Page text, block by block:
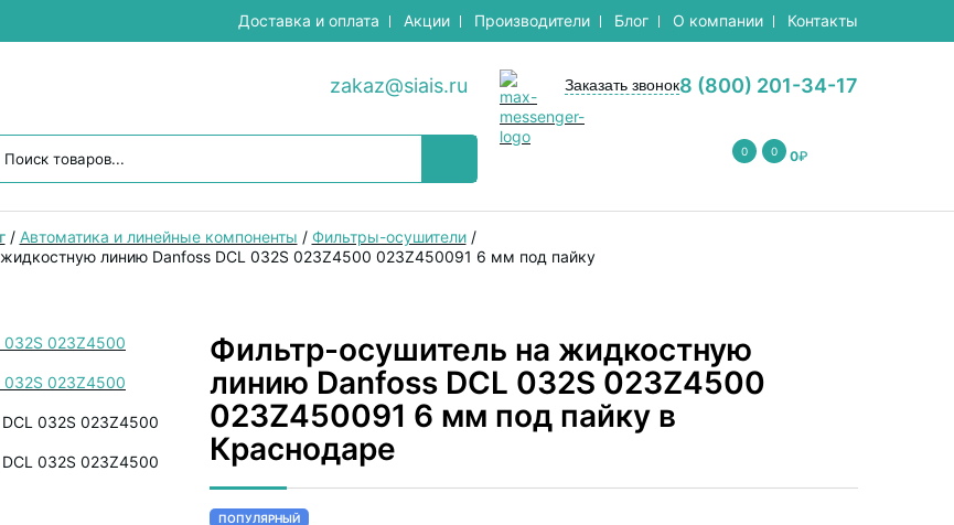
Доставка и оплата Акции Производители Блог О компании Контакты
zakaz@siais.ru 8 (800) 201-34-17
Заказать звонок
0 0 0₽
/ Автоматика и линейные компоненты / Фильтры-осушители/
линию Danfoss DCL 032S 023Z4500 023Z450091 6 мм под пайку
Фильтр-осушитель на жидкостную
линию Danfoss DCL 032S 023Z4500
023Z450091 6 мм под пайку в
Краснодаре
ПОПУЛЯРНЫЙ